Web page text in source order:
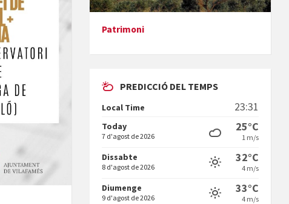
mare&quot;, d'Emma Zafon
En Bum
Patrimoni
PREDICCIÓ DEL TEMPS
Local Time 23:31
Today
7 d'agost de 2026
25°C
1 m/s
Dissabte
8 d'agost de 2026
32°C
4 m/s
Diumenge
9 d'agost de 2026
33°C
4 m/s